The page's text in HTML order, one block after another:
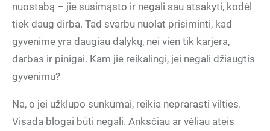
nuostabą – jie susimąsto ir negali sau atsakyti, kodėl
tiek daug dirba. Tad svarbu nuolat prisiminti, kad
gyvenime yra daugiau dalykų, nei vien tik karjera,
darbas ir pinigai. Kam jie reikalingi, jei negali džiaugtis
gyvenimu?
Na, o jei užklupo sunkumai, reikia neprarasti vilties.
Visada blogai būti negali. Anksčiau ar vėliau ateis